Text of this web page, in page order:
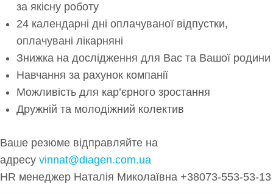
за якісну роботу
24 календарні дні оплачуваної відпустки,
оплачувані лікарняні
Знижка на дослідження для Вас та Вашої родини
Навчання за рахунок компанії
Можливість для кар’єрного зростання
Дружній та молодіжний колектив
Ваше резюме відправляйте на
адресу vinnat@diagen.com.ua
HR менеджер Наталія Миколаївна +38073-553-53-13